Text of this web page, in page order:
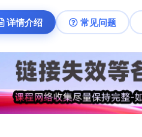
详情介绍 常见问题